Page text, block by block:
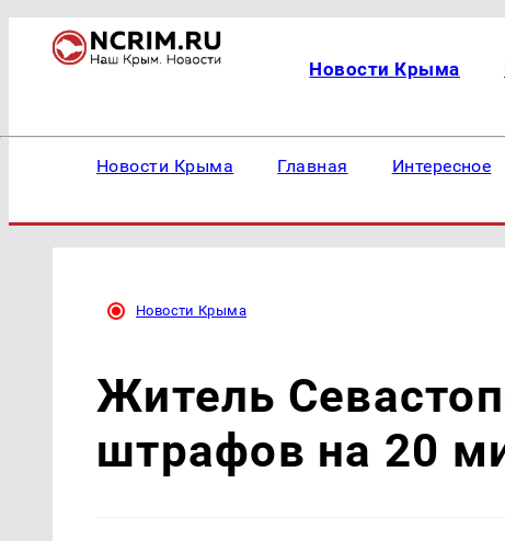
Новости Крыма
Новости Крыма Главная Интересное
Новости Крыма
Житель
штрафов на 20